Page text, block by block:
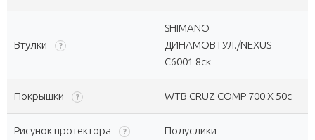
Втулки ?
SHIMANO
ДИНАМОВТУЛ./NEXUS
С6001 8ск
Покрышки ? WTB CRUZ COMP 700 X 50c
Рисунок протектора ? Полуслики